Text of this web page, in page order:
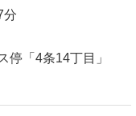
分
停「4条14丁目」